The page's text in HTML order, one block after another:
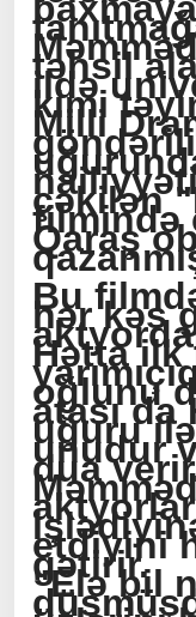
təhsil
ildə
kimi
Milli
çəkilən
filmində
Qaraş
Bu
hər kəs
Hətta
oğlunu
atası
uğuru
unudur
dua
etdiyini
gətirir.
"Elə bil